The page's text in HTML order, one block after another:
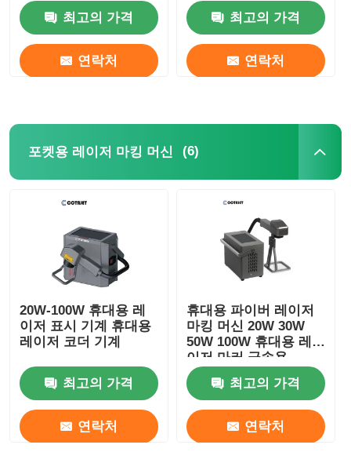
tij 잉크젯 프린터
산업용 잉크 카트리지
산업용 자외선 프린터
최고의 가격
연락처
최고의 가격
연락처
포켓용 레이저 마킹 머신 (6)
20W-100W 휴대용 레
이저 표시 기계 휴대용
레이저 코더 기계
최고의 가격
연락처
휴대용 파이버 레이저
마킹 머신 20W 30W
50W 100W 휴대용 레
이저 마커 금속용
최고의 가격
연락처